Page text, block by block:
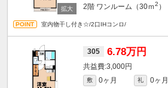
2階 ワンルーム（30ｍ2 ）
室内物干し付き☆/2口IHコンロ/
305 6.78万円
3,000円
敷 0ヶ月 礼
0ヶ月